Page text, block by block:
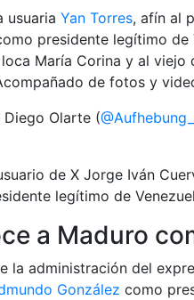
usuaria Yan Torres, afín al
presidente legítimo
María Corina y al
de fotos y
Diego Olarte (
de X Jorge Iván
legítimo de
a Maduro
la administración del
González como